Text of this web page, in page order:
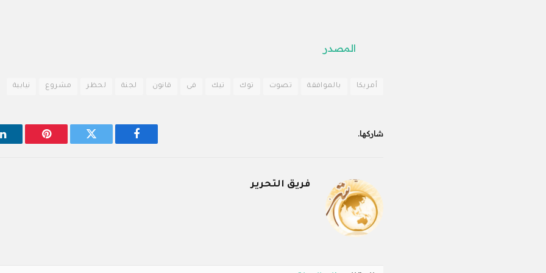
المصدر
أمريكا بالموافقة تصوت توك تيك فى قانون لجنة لحظر مشروع نيابية
شاركها.
فيسبوك تويتر بينتيريست
فريق التحرير